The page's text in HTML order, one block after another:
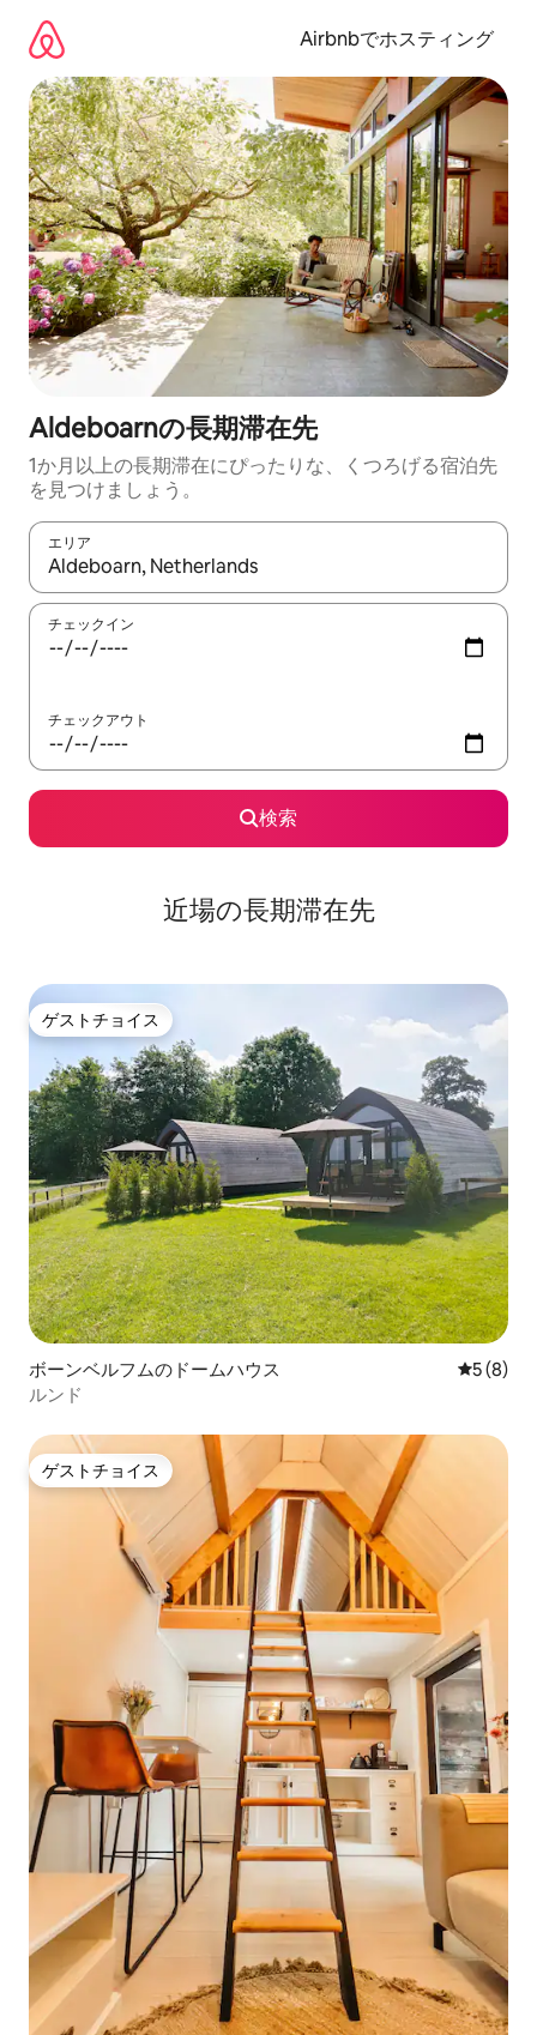
Airbnbでホスティング
Aldeboarnの長期滞在先
1か月以上の長期滞在にぴったりな、くつろげる宿泊先
を見つけましょう。
エリア
検索結果が表示されたら、上下の矢印キーを使って移動するか
チェックイン
チェックアウト
検索
近場の長期滞在先
ゲストチョイス
ゲストチョイス
ボーンベルフムのドームハウス レビュー
5 (8)
ルンド
ゲストチョイス
ゲストチョイス